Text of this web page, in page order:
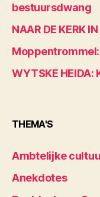
bestuursdwang
NAAR DE KERK
Moppentrommel:
WYTSKE HEIDA:
THEMA'S
Ambtelijke
Anekdotes